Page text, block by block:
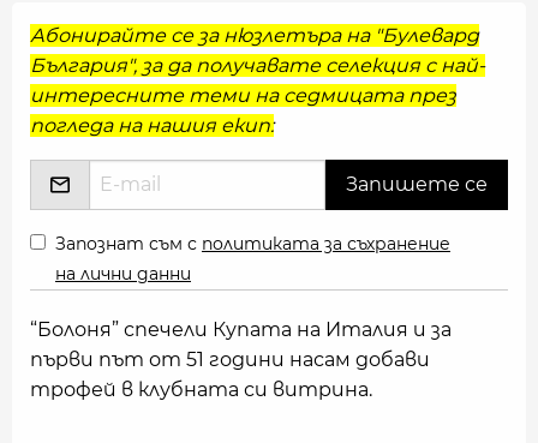
Абонирайте се за нюзлетъра на "Булевард
България", за да получавате селекция с най-
интересните теми на седмицата през
погледа на нашия екип:
Запознат съм с политиката за съхранение
на лични данни
“Болоня” спечели Купата на Италия и за
първи път от 51 години насам добави
трофей в клубната си витрина.